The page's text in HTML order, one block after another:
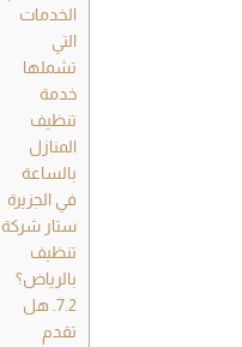
الخدمات
التي
تشملها
خدمة
تنظيف
المنازل
بالساعة
في الجزيرة
ستار شركة
تنظيف
بالرياض؟
7.2. هل
تقدم